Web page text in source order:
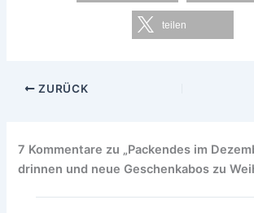
teilen
ZURÜCK
7 Kommentare zu „Packendes im
drinnen und neue Geschenkabos zu